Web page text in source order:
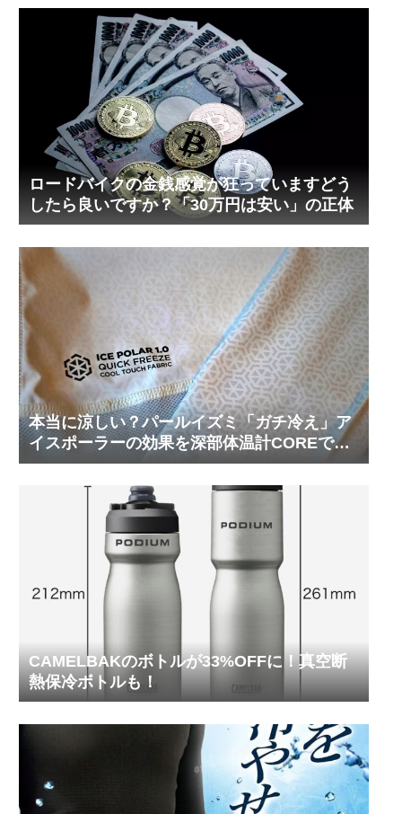
ロードバイクの金銭感覚が狂っていますどう
したら良いですか？「30万円は安い」の正体
本当に涼しい？パールイズミ「ガチ冷え」ア
イスポーラーの効果を深部体温計COREで測
ってみた
CAMELBAKのボトルが33%OFFに！真空断
熱保冷ボトルも！